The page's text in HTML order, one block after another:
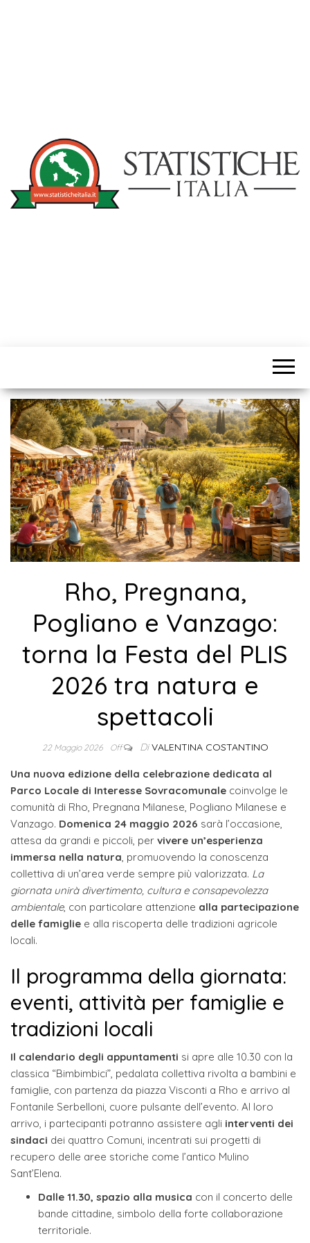
Rho, Pregnana,
Pogliano e Vanzago:
torna la Festa del PLIS
2026 tra natura e
spettacoli
22 Maggio 2026 Off Di VALENTINA COSTANTINO
Una nuova edizione della celebrazione dedicata al
Parco Locale di Interesse Sovracomunale coinvolge le
comunità di Rho, Pregnana Milanese, Pogliano Milanese e
Vanzago. Domenica 24 maggio 2026 sarà l’occasione,
attesa da grandi e piccoli, per vivere un’esperienza
immersa nella natura, promuovendo la conoscenza
collettiva di un’area verde sempre più valorizzata. La
giornata unirà divertimento, cultura e consapevolezza
ambientale, con particolare attenzione alla partecipazione
delle famiglie e alla riscoperta delle tradizioni agricole
locali.
Il programma della giornata:
eventi, attività per famiglie e
tradizioni locali
Il calendario degli appuntamenti si apre alle 10.30 con la
classica “Bimbimbici”, pedalata collettiva rivolta a bambini e
famiglie, con partenza da piazza Visconti a Rho e arrivo al
Fontanile Serbelloni, cuore pulsante dell’evento. Al loro
arrivo, i partecipanti potranno assistere agli interventi dei
sindaci dei quattro Comuni, incentrati sui progetti di
recupero delle aree storiche come l’antico Mulino
Sant’Elena.
Dalle 11.30, spazio alla musica con il concerto delle
bande cittadine, simbolo della forte collaborazione
territoriale.